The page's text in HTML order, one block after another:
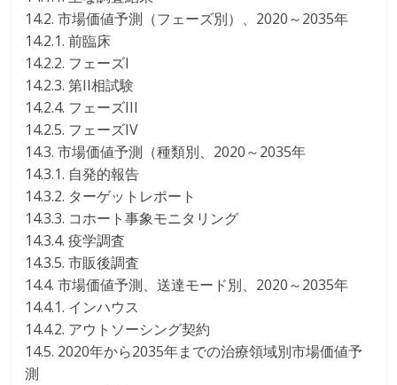
14.2. 市場価値予測（フェーズ別）、2020～2035年
14.2.1. 前臨床
14.2.2. フェーズI
14.2.3. 第II相試験
14.2.4. フェーズIII
14.2.5. フェーズIV
14.3. 市場価値予測（種類別、2020～2035年
14.3.1. 自発的報告
14.3.2. ターゲットレポート
14.3.3. コホート事象モニタリング
14.3.4. 疫学調査
14.3.5. 市販後調査
14.4. 市場価値予測、送達モード別、2020～2035年
14.4.1. インハウス
14.4.2. アウトソーシング契約
14.5. 2020年から2035年までの治療領域別市場価値予
測